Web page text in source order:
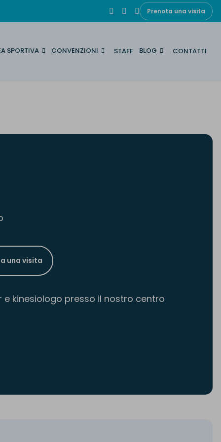
Prenota una visita
SPORTIVA CONVENZIONI STAFF BLOG CONTATTI
una visita
e kinesiologo presso il nostro centro